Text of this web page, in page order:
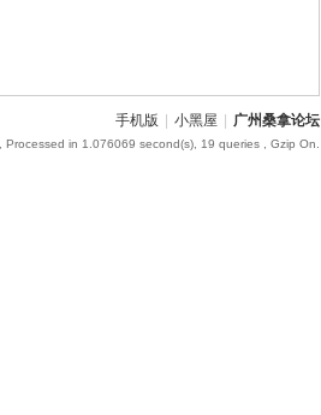
手机版 小黑屋 广州桑拿论坛
, Processed in 1.076069 second(s), 19 queries , Gzip On.